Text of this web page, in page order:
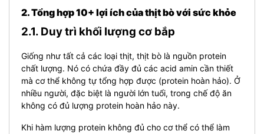
2. Tổng hợp10+ lợi ích của thịt bò với sức khỏe
2.1. Duy trì khối lượng cơ bắp
Giống như tất cả các loại thịt, thịt bò là nguồn protein
chất lượng. Nó có chứa đầy đủ các acid amin cần thiết
mà cơ thể không tự tổng hợp được (protein hoàn hảo). Ở
nhiều người, đặc biệt là người lớn tuổi, trong chế độ ăn
không có đủ lượng protein hoàn hảo này.
Khi hàm lượng protein không đủ cho cơ thể có thể làm